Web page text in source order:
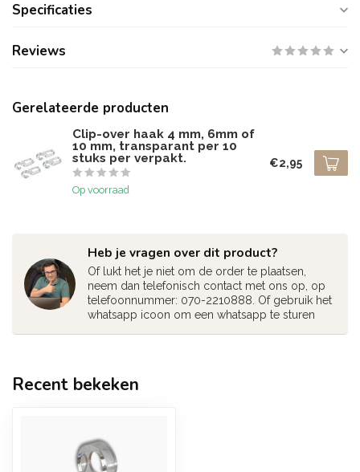
Specificaties
Reviews
Gerelateerde producten
Clip-over haak 4 mm, 6mm of
10 mm, transparant per 10
stuks per verpakt.
Op voorraad
€2,95
Heb je vragen over dit product?
Of lukt het je niet om de order te plaatsen,
neem dan telefonisch contact met ons op, op
telefoonnummer: 070-2210888. Of gebruik het
whatsapp icoon om een whatsapp te sturen
Recent bekeken